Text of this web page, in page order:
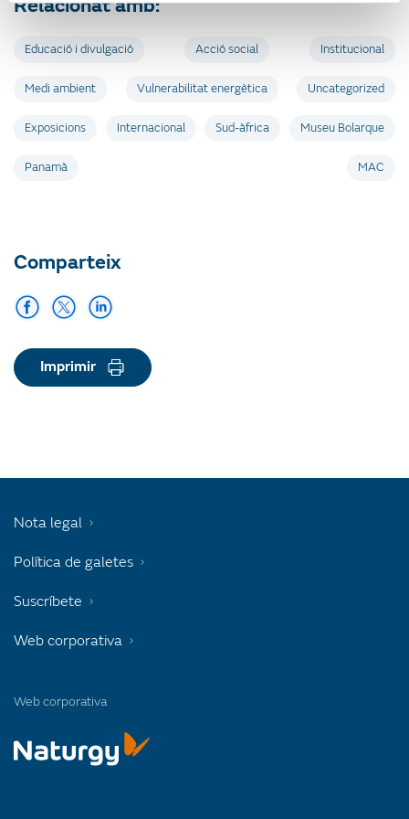
Relacionat amb:
Educació i divulgació Acció social Institucional
Medi ambient Vulnerabilitat energètica Uncategorized
Exposicions Internacional Sud-àfrica Museu Bolarque
Panamà MAC
Comparteix
Imprimir
Web corporativa
Nota legal
Política de galetes
Suscríbete
Web corporativa